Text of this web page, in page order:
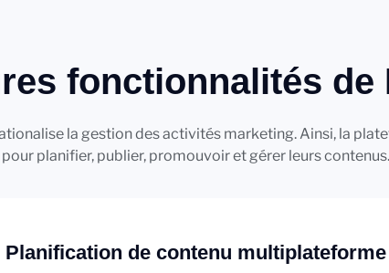
fonctionnalités de
la gestion des activités marketing. Ainsi, la
pour planifier, publier, promouvoir et gérer leurs contenus.
Planification de contenu multiplateforme